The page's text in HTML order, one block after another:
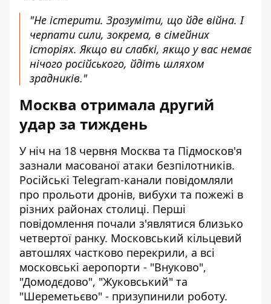
"Не істерити. Зрозуміти, що йде війна. І
черпати сили, зокрема, в сімейних
історіях. Якщо ви слабкі, якщо у вас немає
нічого російського, йдіть шляхом
зрадників."
Москва отримала другий
удар за тиждень
У ніч на 18 червня Москва та Підмосков'я
зазнали масованої атаки безпілотників.
Російські Telegram-канали повідомляли
про прольоти дронів, вибухи та пожежі в
різних районах столиці. Перші
повідомлення почали з'являтися близько
четвертої ранку. Московський кільцевий
автошлях частково перекрили, а всі
московські аеропорти - "Внуково",
"Домодєдово", "Жуковський" та
"Шереметьєво" - призупинили роботу.